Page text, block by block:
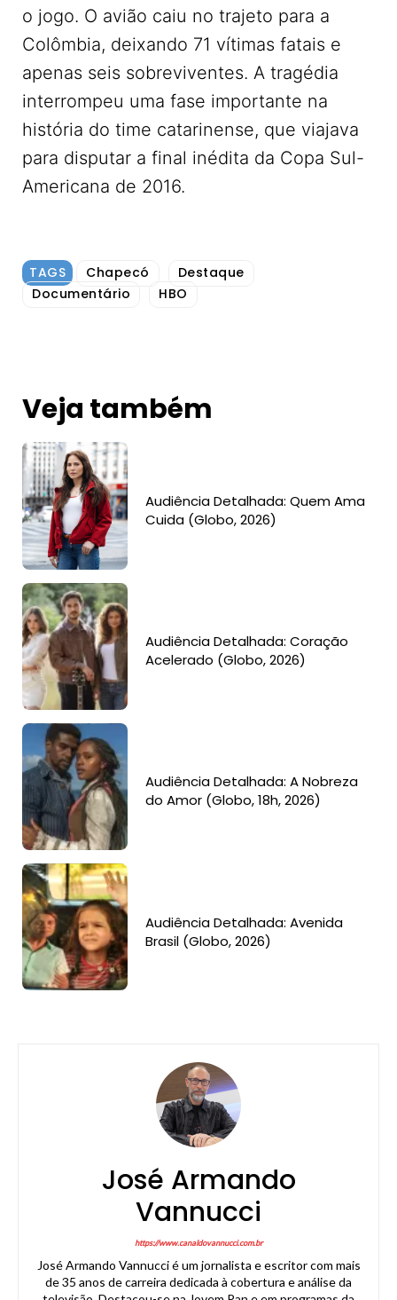
o jogo. O avião caiu no trajeto para a
Colômbia, deixando 71 vítimas fatais e
apenas seis sobreviventes. A tragédia
interrompeu uma fase importante na
história do time catarinense, que viajava
para disputar a final inédita da Copa Sul-
Americana de 2016.
TAGS Chapecó
Destaque
Documentário
HBO
Veja também
Audiência Detalhada: Quem Ama
Cuida (Globo, 2026)
Audiência Detalhada: Coração
Acelerado (Globo, 2026)
Audiência Detalhada: A Nobreza
do Amor (Globo, 18h, 2026)
Audiência Detalhada: Avenida
Brasil (Globo, 2026)
José Armando
Vannucci
https://www.canaldovannucci.com.br
José Armando Vannucci é um jornalista e escritor com mais
de 35 anos de carreira dedicada à cobertura e análise da